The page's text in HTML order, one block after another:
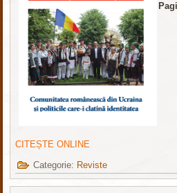
CITEȘTE ONLINE
Categorie: Reviste